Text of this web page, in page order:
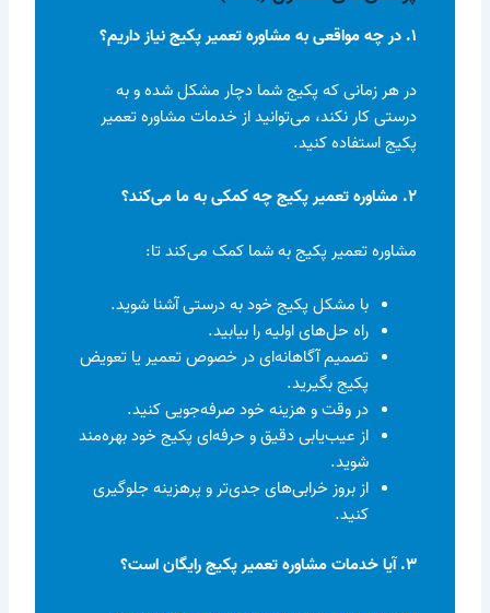
۱. در چه مواقعی به مشاوره تعمیر پکیج نیاز داریم؟
در هر زمانی که پکیج شما دچار مشکل شده و به
درستی کار نکند، می‌توانید از خدمات مشاوره تعمیر
پکیج استفاده کنید.
۲. مشاوره تعمیر پکیج چه کمکی به ما می‌کند؟
مشاوره تعمیر پکیج به شما کمک می‌کند تا:
با مشکل پکیج خود به درستی آشنا شوید.
راه حل‌های اولیه را بیابید.
تصمیم آگاهانه‌ای در خصوص تعمیر یا تعویض
پکیج بگیرید.
در وقت و هزینه خود صرفه‌جویی کنید.
از عیب‌یابی دقیق و حرفه‌ای پکیج خود بهره‌مند
شوید.
از بروز خرابی‌های جدی‌تر و پرهزینه جلوگیری
کنید.
۳. آیا خدمات مشاوره تعمیر پکیج رایگان است؟